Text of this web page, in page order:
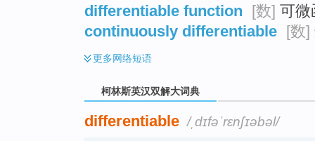
differentiable function [数] 可微
continuously differentiable [数]
更多网络短语
柯林斯英汉双解大词典
differentiable /ˌdɪfəˈrɛnʃɪəbəl/